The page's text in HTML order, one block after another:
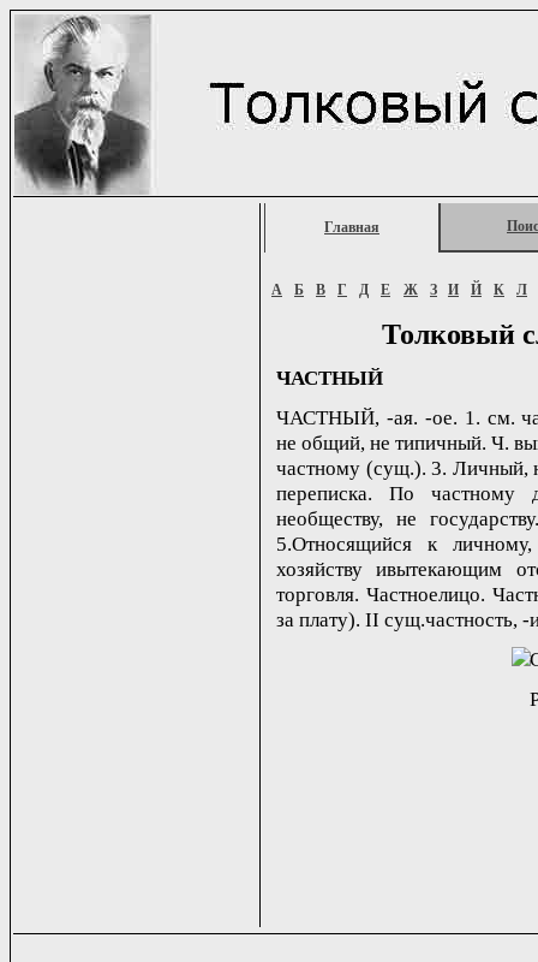
Главная
А Б В Г Д Е Ж З И Й К Л
Толковый
ЧАСТНЫЙ
ЧАСТНЫЙ, -ая. -ое. 1. см.
не общий, не типичный. Ч.
частному (сущ.). 3. Личный,
переписка. По частному
необществу, не
5.Относящийся к личному,
хозяйству ивытекающим
торговля. Частноелицо.
за плату). II сущ.частность, -